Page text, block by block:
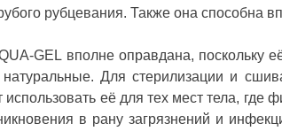
рубцевания. Также она способна
GEL вполне оправдана, поскольку
натуральные. Для стерилизации и
её для тех мест тела,
в рану загрязнений и